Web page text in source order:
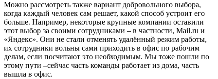
Можно рассмотреть также вариант добровольного выбора,
когда каждый человек сам решает, какой способ устроит его
больше. Например, некоторые крупные компании оставили
этот выбор за своими сотрудниками – в частности, Mail.ru и
«Яндекс». Они не стали отменять удалённый режим работы,
их сотрудники вольны сами приходить в офис по рабочим
делам, если посчитают это необходимым. Мы тоже пошли по
этому пути –сейчас часть команды работает из дома, часть
вышла в офис.